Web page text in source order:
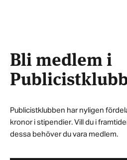
Bli medlem i
Publicistklubben har nyligen
kronor i stipendier. Vill du i
dessa behöver du vara medlem.